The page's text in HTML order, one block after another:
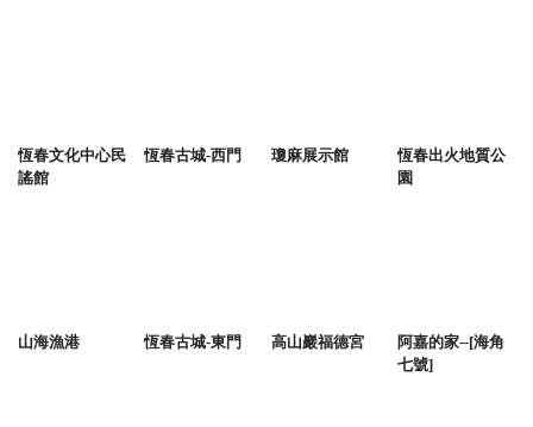
恆春文化中心民
謠館
恆春古城-西門 瓊麻展示館
恆春出火地質公
園
山海漁港 恆春古城-東門 高山巖福德宮
阿嘉的家--[海角
七號]